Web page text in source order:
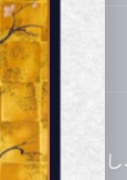
邸を訪問